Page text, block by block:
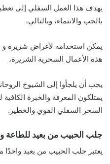
يهدف هذا العمل السفلي إلى
بالحب والانتماء، وبالتالي،
يمكن استخدامه لأغراض شريرة
هذه الأعمال السحرية الشريرة،
يجب أن يلجأوا إلى الشيوخ
يمتلكون المعرفة والخبرة الكافية
السحر السفلي القوي والخطير.
جلب الحبيب من بعيد للطاعة
يعتبر جلب الحبيب من بعيد واحدًا